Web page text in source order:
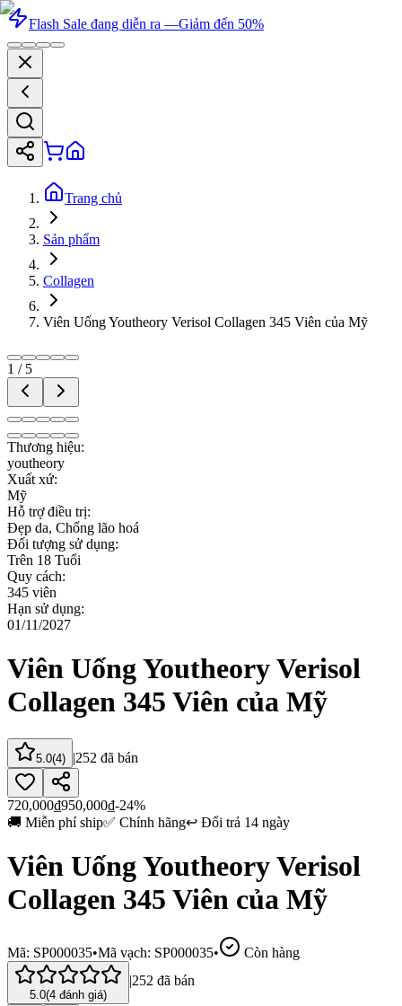
Flash Sale đang diễn ra —Giảm đến 50%
Trang chủ
Sản phẩm
Collagen
Viên Uống Youtheory Verisol Collagen 345 Viên của Mỹ
1 / 5
Thương hiệu:
youtheory
Xuất xứ:
Mỹ
Hỗ trợ điều trị:
Đẹp da, Chống lão hoá
Đối tượng sử dụng:
Trên 18 Tuổi
Quy cách:
345 viên
Hạn sử dụng:
01/11/2027
Viên Uống Youtheory Verisol
Collagen 345 Viên của Mỹ
5.0(4) |252 đã bán
720,000₫950,000₫-24%
🚚 Miễn phí ship✅ Chính hãng↩️ Đổi trả 14 ngày
Viên Uống Youtheory Verisol
Collagen 345 Viên của Mỹ
Mã: SP000035•Mã vạch: SP000035• Còn hàng
5.0(4 đánh giá)
|252 đã bán